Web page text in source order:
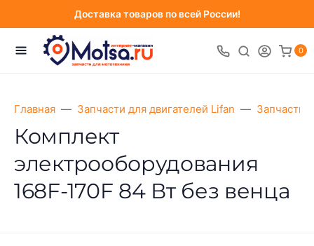
Доставка товаров по всей России!
0
Главная Запчасти для двигателей Lifan Запчасти
Комплект
электрооборудования
168F-170F 84 Вт без венца